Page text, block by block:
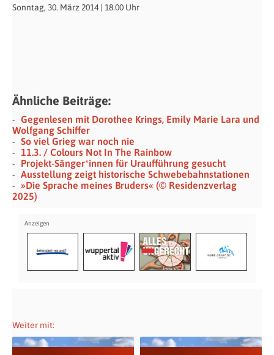
Sonntag, 30. März 2014 | 18.00 Uhr
Ähnliche Beiträge:
Gegenlesen mit Dorothee Krings, Emily Marie Lara und
Wolfgang Schiffer
So viel Grieg war noch nie
11.3. / Colours Not In The Rainbow
Projekt-Sänger*innen für Uraufführung gesucht
Ausstellung zeigt historische Schwebebahnstationen
»Die Sprache meines Bruders« (© Residenzverlag
2025)
Weiter mit: